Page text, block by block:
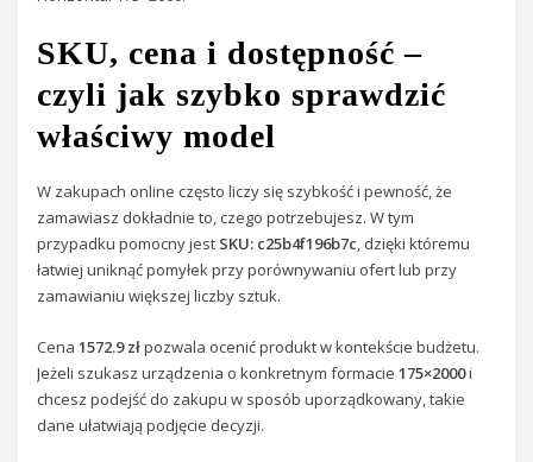
SKU, cena i dostępność –
czyli jak szybko sprawdzić
właściwy model
W zakupach online często liczy się szybkość i pewność, że
zamawiasz dokładnie to, czego potrzebujesz. W tym
przypadku pomocny jest SKU: c25b4f196b7c, dzięki któremu
łatwiej uniknąć pomyłek przy porównywaniu ofert lub przy
zamawianiu większej liczby sztuk.
Cena1572.9 złpozwala ocenić produkt w kontekście budżetu.
Jeżeli szukasz urządzenia o konkretnym formacie175×2000i
chcesz podejść do zakupu w sposób uporządkowany, takie
dane ułatwiają podjęcie decyzji.